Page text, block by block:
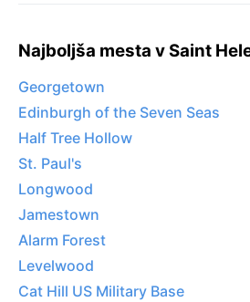
Najboljša mesta v Saint
Georgetown
Edinburgh of the Seven Seas
Half Tree Hollow
St. Paul's
Longwood
Jamestown
Alarm Forest
Levelwood
Cat Hill US Military Base